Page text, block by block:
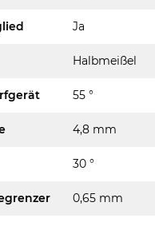
Ja
Halbmeißel
55 °
4,8 mm
30 °
0,65 mm